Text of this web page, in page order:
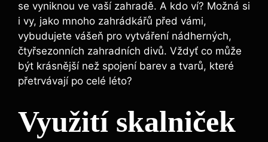
se vyniknou ve vaší zahradě. A kdo ví? Možná si
i vy, jako mnoho zahrádkářů před vámi,
vybudujete vášeň pro vytváření nádherných,
čtyřsezonních zahradních divů. Vždyť co může
být krásnější než spojení barev a tvarů, které
přetrvávají po celé léto?
Využití skalniček